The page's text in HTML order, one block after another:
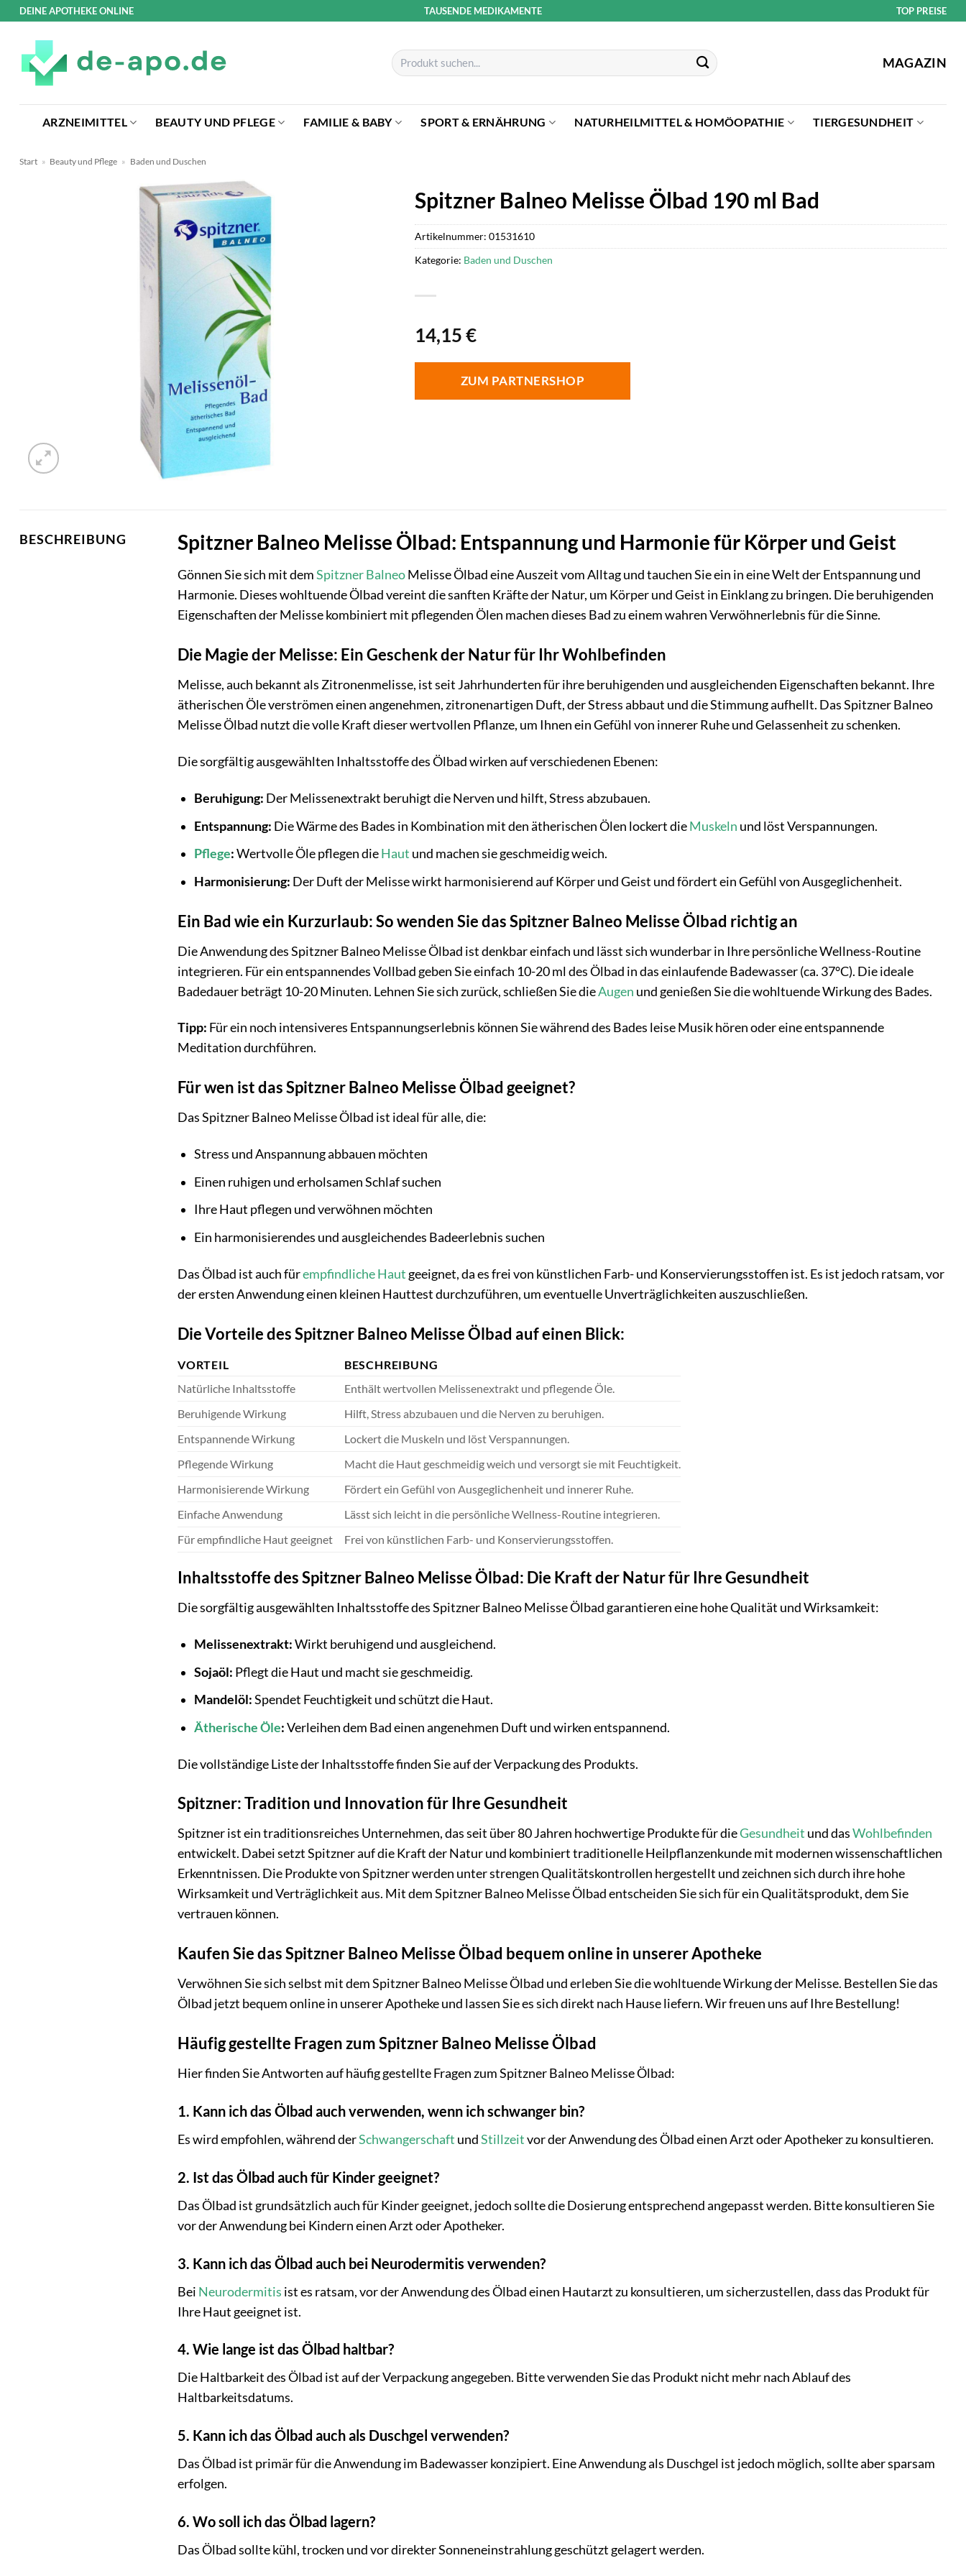
ZumDEINE APOTHEKE ONLINE TAUSENDE MEDIKAMENTE TOP PREISE
Suchen
nach:
MAGAZIN
ARZNEIMITTEL BEAUTY UND PFLEGE FAMILIE & BABY SPORT & ERNÄHRUNG NATURHEILMITTEL & HOMÖOPATHIE TIERGESUNDHEIT
Start » Beauty und Pflege » Baden und Duschen
Spitzner Balneo Melisse Ölbad 190 ml Bad
14,15€
ZUM PARTNERSHOP
Artikelnummer: 01531610
Kategorie: Baden und Duschen
BESCHREIBUNG Spitzner Balneo Melisse Ölbad: Entspannung und Harmonie für Körper und Geist
Gönnen Sie sich mit demSpitznerBalneoMelisse Ölbad eine Auszeit vom Alltag und tauchen Sie ein in eine Welt der Entspannung und
Harmonie. Dieses wohltuende Ölbad vereint die sanften Kräfte der Natur, um Körper und Geist in Einklang zu bringen. Die beruhigenden
Eigenschaften der Melisse kombiniert mit pflegenden Ölen machen dieses Bad zu einem wahren Verwöhnerlebnis für die Sinne.
Die Magie der Melisse: Ein Geschenk der Natur für Ihr Wohlbefinden
Melisse, auch bekannt als Zitronenmelisse, ist seit Jahrhunderten für ihre beruhigenden und ausgleichenden Eigenschaften bekannt. Ihre
ätherischen Öle verströmen einen angenehmen, zitronenartigen Duft, der Stress abbaut und die Stimmung aufhellt. Das Spitzner Balneo
Melisse Ölbad nutzt die volle Kraft dieser wertvollen Pflanze, um Ihnen ein Gefühl von innerer Ruhe und Gelassenheit zu schenken.
Die sorgfältig ausgewählten Inhaltsstoffe des Ölbad wirken auf verschiedenen Ebenen:
Beruhigung: Der Melissenextrakt beruhigt die Nerven und hilft, Stress abzubauen.
Entspannung: Die Wärme des Bades in Kombination mit den ätherischen Ölen lockert dieMuskeln und löst Verspannungen.
Pflege:Wertvolle Öle pflegen dieHaut und machen sie geschmeidig weich.
Harmonisierung: Der Duft der Melisse wirkt harmonisierend auf Körper und Geist und fördert ein Gefühl von Ausgeglichenheit.
Ein Bad wie ein Kurzurlaub: So wenden Sie das Spitzner Balneo Melisse Ölbad richtig an
Die Anwendung des Spitzner Balneo Melisse Ölbad ist denkbar einfach und lässt sich wunderbar in Ihre persönliche Wellness-Routine
integrieren. Für ein entspannendes Vollbad geben Sie einfach 10-20 ml des Ölbad in das einlaufende Badewasser (ca. 37°C). Die ideale
Badedauer beträgt 10-20 Minuten. Lehnen Sie sich zurück, schließen Sie dieAugen und genießen Sie die wohltuende Wirkung des Bades.
Tipp: Für ein noch intensiveres Entspannungserlebnis können Sie während des Bades leise Musik hören oder eine entspannende
Meditation durchführen.
Für wen ist das Spitzner Balneo Melisse Ölbad geeignet?
Das Spitzner Balneo Melisse Ölbad ist ideal für alle, die:
Stress und Anspannung abbauen möchten
Einen ruhigen und erholsamen Schlaf suchen
Ihre Haut pflegen und verwöhnen möchten
Ein harmonisierendes und ausgleichendes Badeerlebnis suchen
Das Ölbad ist auch fürempfindliche Haut geeignet, da es frei von künstlichen Farb- und Konservierungsstoffen ist. Es ist jedoch ratsam, vor
der ersten Anwendung einen kleinen Hauttest durchzuführen, um eventuelle Unverträglichkeiten auszuschließen.
Die Vorteile des Spitzner Balneo Melisse Ölbad auf einen Blick:
VORTEIL
BESCHREIBUNG
Natürliche Inhaltsstoffe
Enthält wertvollen Melissenextrakt und pflegende Öle.
Beruhigende Wirkung
Hilft, Stress abzubauen und die Nerven zu beruhigen.
Entspannende Wirkung
Lockert die Muskeln und löst Verspannungen.
Pflegende Wirkung
Macht die Haut geschmeidig weich und versorgt sie mit Feuchtigkeit.
Harmonisierende Wirkung
Fördert ein Gefühl von Ausgeglichenheit und innerer Ruhe.
Einfache Anwendung
Lässt sich leicht in die persönliche Wellness-Routine integrieren.
Für empfindliche Haut geeignet
Frei von künstlichen Farb- und Konservierungsstoffen.
Inhaltsstoffe des Spitzner Balneo Melisse Ölbad: Die Kraft der Natur für Ihre Gesundheit
Die sorgfältig ausgewählten Inhaltsstoffe des Spitzner Balneo Melisse Ölbad garantieren eine hohe Qualität und Wirksamkeit:
Melissenextrakt:Wirkt beruhigend und ausgleichend.
Sojaöl: Pflegt die Haut und macht sie geschmeidig.
Mandelöl:Spendet Feuchtigkeit und schützt die Haut.
Ätherische Öle:Verleihen dem Bad einen angenehmen Duft und wirken entspannend.
Die vollständige Liste der Inhaltsstoffe finden Sie auf der Verpackung des Produkts.
Spitzner: Tradition und Innovation für Ihre Gesundheit
Spitzner ist ein traditionsreiches Unternehmen, das seit über 80 Jahren hochwertige Produkte für dieGesundheit und dasWohlbefinden
entwickelt. Dabei setzt Spitzner auf die Kraft der Natur und kombiniert traditionelle Heilpflanzenkunde mit modernen wissenschaftlichen
Erkenntnissen. Die Produkte von Spitzner werden unter strengen Qualitätskontrollen hergestellt und zeichnen sich durch ihre hohe
Wirksamkeit und Verträglichkeit aus. Mit dem Spitzner Balneo Melisse Ölbad entscheiden Sie sich für ein Qualitätsprodukt, dem Sie
vertrauen können.
Kaufen Sie das Spitzner Balneo Melisse Ölbad bequem online in unserer Apotheke
Verwöhnen Sie sich selbst mit dem Spitzner Balneo Melisse Ölbad und erleben Sie die wohltuende Wirkung der Melisse. Bestellen Sie das
Ölbad jetzt bequem online in unserer Apotheke und lassen Sie es sich direkt nach Hause liefern. Wir freuen uns auf Ihre Bestellung!
Häufig gestellte Fragen zum Spitzner Balneo Melisse Ölbad
Hier finden Sie Antworten auf häufig gestellte Fragen zum Spitzner Balneo Melisse Ölbad:
1. Kann ich das Ölbad auch verwenden, wenn ich schwanger bin?
Es wird empfohlen, während derSchwangerschaft undStillzeitvor der Anwendung des Ölbad einen Arzt oder Apotheker zu konsultieren.
2. Ist das Ölbad auch für Kinder geeignet?
Das Ölbad ist grundsätzlich auch für Kinder geeignet, jedoch sollte die Dosierung entsprechend angepasst werden. Bitte konsultieren Sie
vor der Anwendung bei Kindern einen Arzt oder Apotheker.
3. Kann ich das Ölbad auch bei Neurodermitis verwenden?
Bei Neurodermitis ist es ratsam, vor der Anwendung des Ölbad einen Hautarzt zu konsultieren, um sicherzustellen, dass das Produkt für
Ihre Haut geeignet ist.
4. Wie lange ist das Ölbad haltbar?
Die Haltbarkeit des Ölbad ist auf der Verpackung angegeben. Bitte verwenden Sie das Produkt nicht mehr nach Ablauf des
Haltbarkeitsdatums.
5. Kann ich das Ölbad auch als Duschgel verwenden?
Das Ölbad ist primär für die Anwendung im Badewasser konzipiert. Eine Anwendung als Duschgel ist jedoch möglich, sollte aber sparsam
erfolgen.
6. Wo soll ich das Ölbad lagern?
Das Ölbad sollte kühl, trocken und vor direkter Sonneneinstrahlung geschützt gelagert werden.